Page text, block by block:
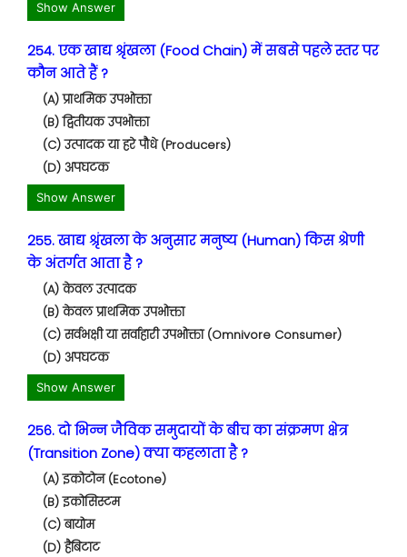
Show Answer
254. एक खाद्य श्रृंखला (Food Chain) में सबसे पहले स्तर पर
कौन आते हैं ?
(A) प्राथमिक उपभोक्ता
(B) द्वितीयक उपभोक्ता
(C) उत्पादक या हरे पौधे (Producers)
(D) अपघटक
Show Answer
255. खाद्य श्रृंखला के अनुसार मनुष्य (Human) किस श्रेणी
के अंतर्गत आता है ?
(A) केवल उत्पादक
(B) केवल प्राथमिक उपभोक्ता
(C) सर्वभक्षी या सर्वाहारी उपभोक्ता (Omnivore Consumer)
(D) अपघटक
Show Answer
256. दो भिन्न जैविक समुदायों के बीच का संक्रमण क्षेत्र
(Transition Zone) क्या कहलाता है ?
(A) इकोटोन (Ecotone)
(B) इकोसिस्टम
(C) बायोम
(D) हैबिटाट